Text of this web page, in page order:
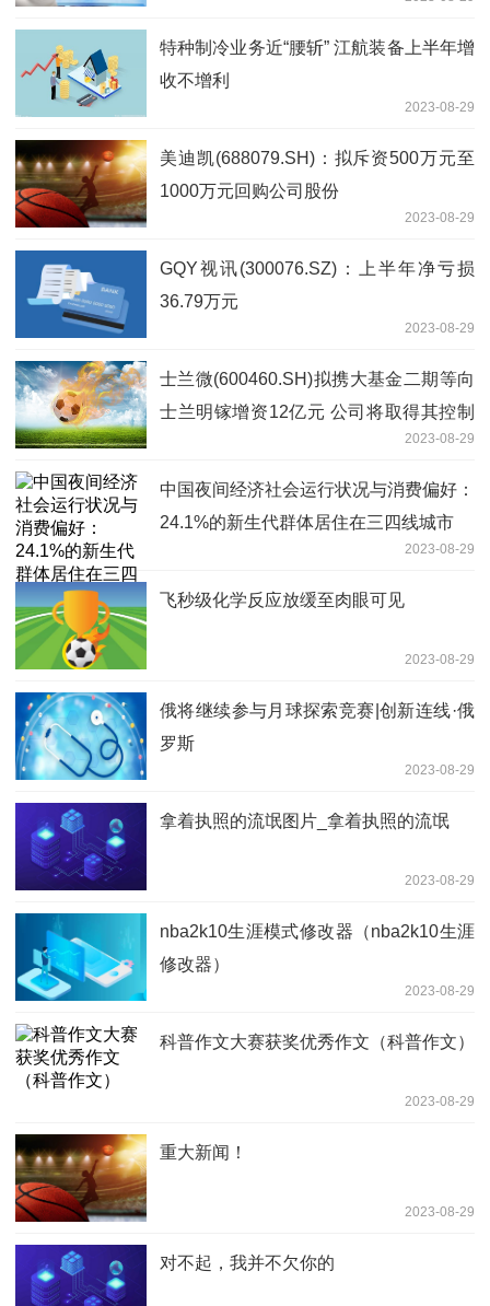
特种制冷业务近“腰斩” 江航装备上半年增
收不增利
2023-08-29
美迪凯(688079.SH)：拟斥资500万元至
1000万元回购公司股份
2023-08-29
GQY视讯(300076.SZ)：上半年净亏损
36.79万元
2023-08-29
士兰微(600460.SH)拟携大基金二期等向
士兰明镓增资12亿元 公司将取得其控制
2023-08-29
中国夜间经济社会运行状况与消费偏好：
24.1%的新生代群体居住在三四线城市
2023-08-29
飞秒级化学反应放缓至肉眼可见
2023-08-29
俄将继续参与月球探索竞赛|创新连线·俄
罗斯
2023-08-29
拿着执照的流氓图片_拿着执照的流氓
2023-08-29
nba2k10生涯模式修改器（nba2k10生涯
修改器）
2023-08-29
科普作文大赛获奖优秀作文（科普作文）
2023-08-29
重大新闻！
2023-08-29
对不起，我并不欠你的